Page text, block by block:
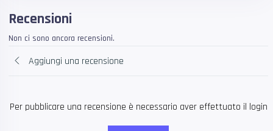
Recensioni
Non ci sono ancora recensioni.
Aggiungi una recensione
Per pubblicare una recensione è necessario aver effettuato il login